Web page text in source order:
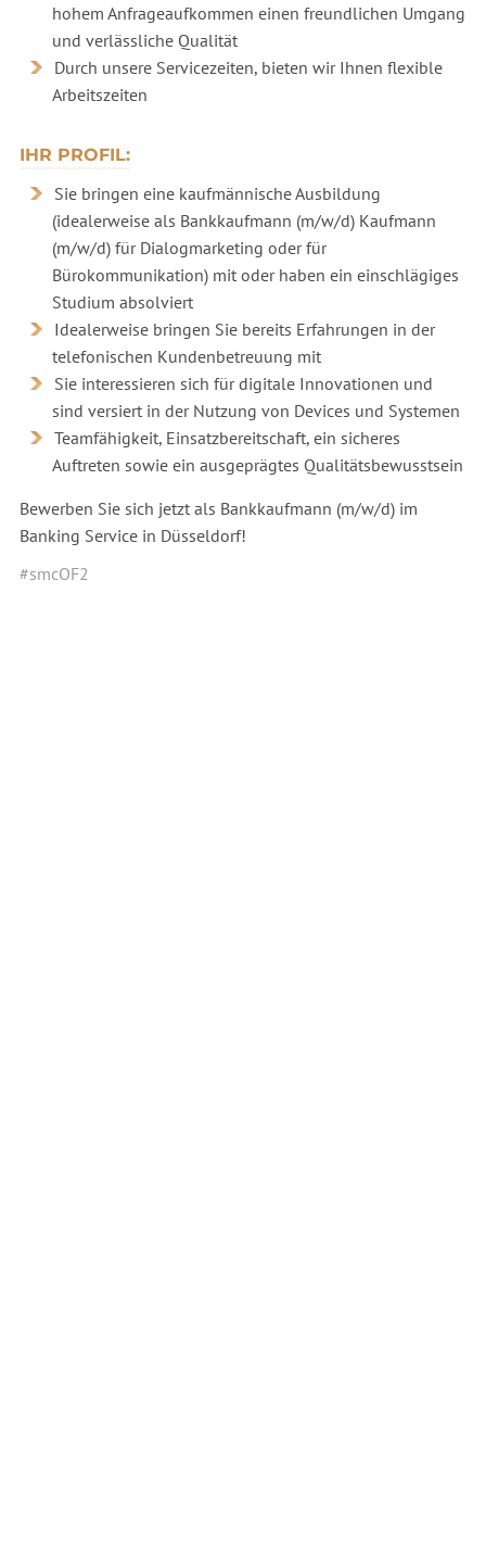
hohem Anfrageaufkommen einen freundlichen Umgang
und verlässliche Qualität
Durch unsere Servicezeiten, bieten wir Ihnen flexible
Arbeitszeiten
IHR PROFIL:
Sie bringen eine kaufmännische Ausbildung
(idealerweise als Bankkaufmann (m/w/d) Kaufmann
(m/w/d) für Dialogmarketing oder für
Bürokommunikation) mit oder haben ein einschlägiges
Studium absolviert
Idealerweise bringen Sie bereits Erfahrungen in der
telefonischen Kundenbetreuung mit
Sie interessieren sich für digitale Innovationen und
sind versiert in der Nutzung von Devices und Systemen
Teamfähigkeit, Einsatzbereitschaft, ein sicheres
Auftreten sowie ein ausgeprägtes Qualitätsbewusstsein
Bewerben Sie sich jetzt als Bankkaufmann (m/w/d) im
Banking Service in Düsseldorf!
#smcOF2